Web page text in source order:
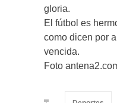
gloria.
El fútbol es
como dicen por
vencida.
Foto